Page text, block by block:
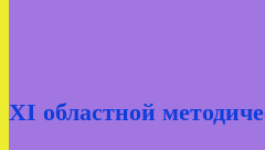
XI областной